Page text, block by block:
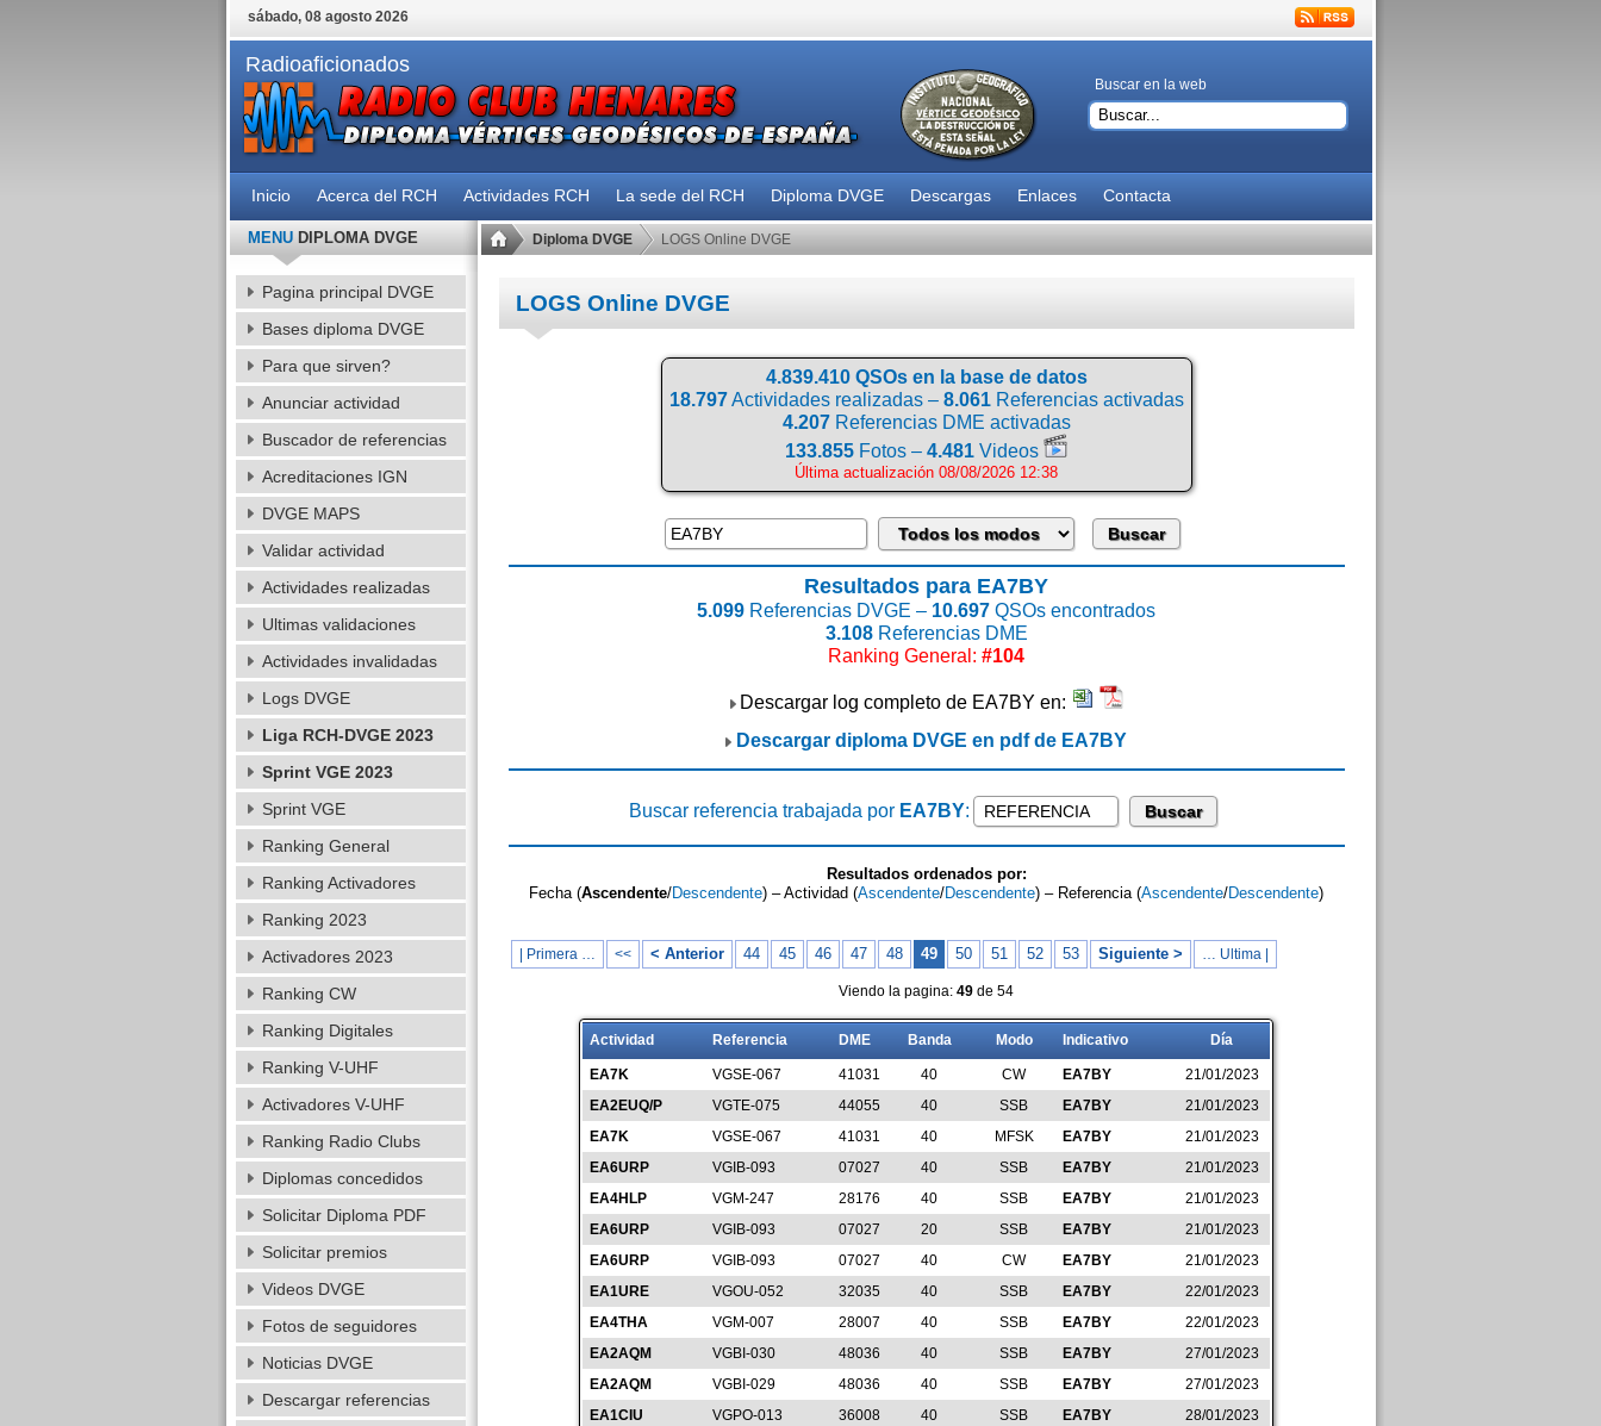
sábado, 08 agosto 2026
Radioaficionados
Buscar en la web
Inicio Acerca del RCH Actividades RCH La sede del RCH Diploma DVGE Descargas Enlaces Contacta
Diploma DVGE LOGS Online DVGE
LOGS Online DVGE
4.839.410 QSOs en la base de datos
18.797Actividades realizadas – 8.061Referencias activadas
4.207Referencias DME activadas
133.855 Fotos – 4.481 Videos
Última actualización 08/08/2026 12:38
Resultados para EA7BY
5.099 Referencias DVGE – 10.697 QSOs encontrados
3.108Referencias DME
Ranking General: #104
Descargar log completo de EA7BY en:
Descargar diploma DVGE en pdf de EA7BY
Buscar referencia trabajada por EA7BY:
Resultados ordenados por:
Fecha (Ascendente/Descendente) – Actividad (Ascendente/Descendente) – Referencia (Ascendente/Descendente)
| Primera … << < Anterior 44 45 46 47 48 49 50 51 52 53 Siguiente > … Ultima |
Viendo la pagina: 49 de 54
Actividad Referencia DME Banda Modo Indicativo Día
EA7K VGSE-067 41031 40 CW EA7BY
21/01/2023
EA2EUQ/P
VGTE-075 44055 40 SSB EA7BY
21/01/2023
EA7K
VGSE-067 41031 40 MFSK EA7BY
21/01/2023
EA6URP
VGIB-093 07027 40 SSB EA7BY
21/01/2023
EA4HLP
VGM-247 28176 40 SSB EA7BY
21/01/2023
EA6URP
VGIB-093 07027 20 SSB EA7BY
21/01/2023
EA6URP
VGIB-093 07027 40 CW EA7BY
21/01/2023
EA1URE
VGOU-052 32035 40 SSB EA7BY
22/01/2023
EA4THA
VGM-007 28007 40 SSB EA7BY
22/01/2023
EA2AQM
VGBI-030 48036 40 SSB EA7BY
27/01/2023
EA2AQM
VGBI-029 48036 40 SSB EA7BY
27/01/2023
EA1CIU
VGPO-013 36008 40 SSB EA7BY
28/01/2023
MENUDIPLOMA DVGE
Pagina principal DVGE
Bases diploma DVGE
Para que sirven?
Anunciar actividad
Buscador de referencias
Acreditaciones IGN
DVGE MAPS
Validar actividad
Actividades realizadas
Ultimas validaciones
Actividades invalidadas
Logs DVGE
Liga RCH-DVGE 2023
Sprint VGE 2023
Sprint VGE
Ranking General
Ranking Activadores
Ranking 2023
Activadores 2023
Ranking CW
Ranking Digitales
Ranking V-UHF
Activadores V-UHF
Ranking Radio Clubs
Diplomas concedidos
Solicitar Diploma PDF
Solicitar premios
Videos DVGE
Fotos de seguidores
Noticias DVGE
Descargar referencias